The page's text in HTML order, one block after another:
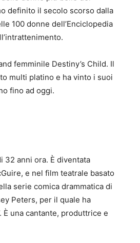
definito il secolo scorso dalla
100 donne dell’Enciclopedia
femminile Destiny’s Child. Il
multi platino e ha vinto i suoi
fino ad oggi.
32 anni ora. È diventata
e nel film teatrale basato
serie comica drammatica di
Peters, per il quale ha
È una cantante, produttrice e